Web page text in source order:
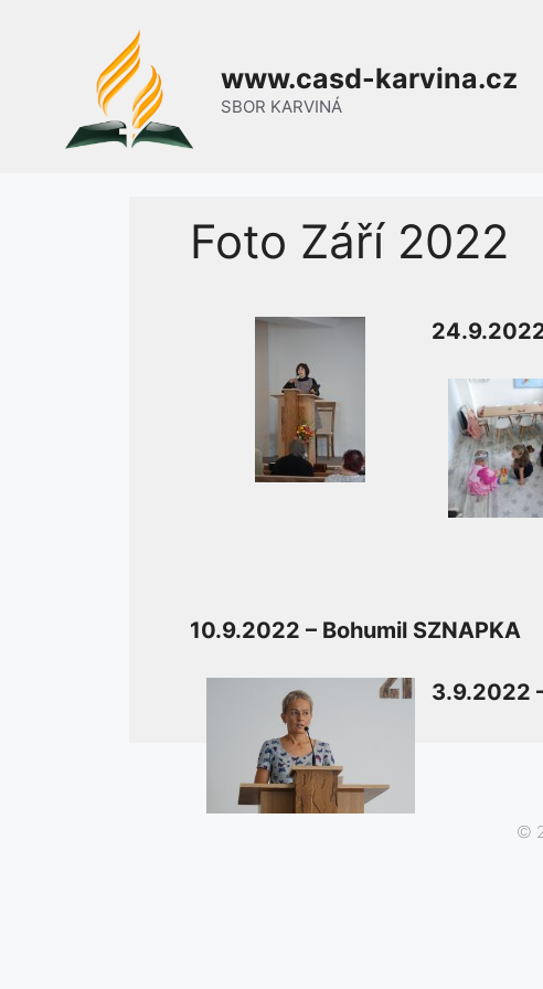
www.casd-karvina.cz
SBOR KARVINÁ
Foto Září 2022
10.9.2022 – Bohumil SZNAPKA
3.9.2022
©